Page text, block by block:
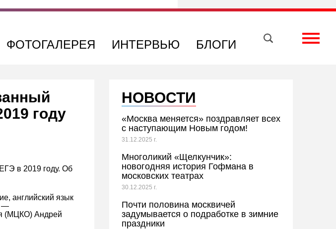
ФОТОГАЛЕРЕЯ ИНТЕРВЬЮ БЛОГИ
ВконтактеТелеграм
году
в 2019 году. Об
английский язык
—
(МЦКО) Андрей
НОВОСТИ
«Москва меняется» поздравляет всех
с наступающим Новым годом!
31.12.2025 г.
Многоликий «Щелкунчик»:
новогодняя история Гофмана в
московских театрах
30.12.2025 г.
Почти половина москвичей
задумывается о подработке в зимние
праздники